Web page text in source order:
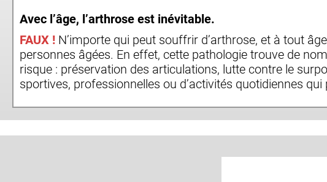
Avec l’âge, l’arthrose est inévitable.
FAUX ! N’importe qui peut souffrir d’arthrose, et à tout
personnes âgées. En effet, cette pathologie trouve de
risque : préservation des articulations, lutte contre le
sportives, professionnelles ou d’activités quotidiennes